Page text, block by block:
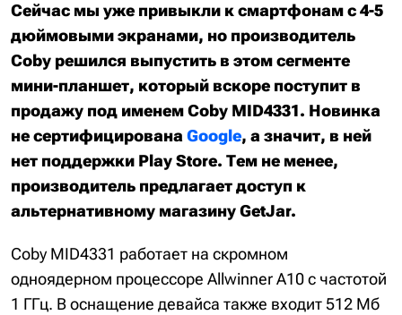
Сейчас мы уже привыкли к смартфонам с 4-5
дюймовыми экранами, но производитель
Coby решился выпустить в этом сегменте
мини-планшет, который вскоре поступит в
продажу под именем Coby MID4331. Новинка
не сертифицирована Google, а значит, в ней
нет поддержки Play Store. Тем не менее,
производитель предлагает доступ к
альтернативному магазину GetJar.
Coby MID4331 работает на скромном
одноядерном процессоре Allwinner A10 с частотой
1 ГГц. В оснащение девайса также входит 512 Мб